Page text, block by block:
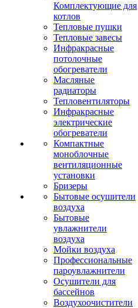
Комплектующие для
котлов
Тепловые пушки
Тепловые завесы
Инфракрасные
потолочные
обогреватели
Масляные
радиаторы
Тепловентиляторы
Инфракрасные
электрические
обогреватели
Компактные
моноблочные
вентиляционные
установки
Бризеры
Бытовые осушители
воздуха
Бытовые
увлажнители
воздуха
Мойки воздуха
Профессиональные
пароувлажнители
Осушители для
бассейнов
Воздухоочистители